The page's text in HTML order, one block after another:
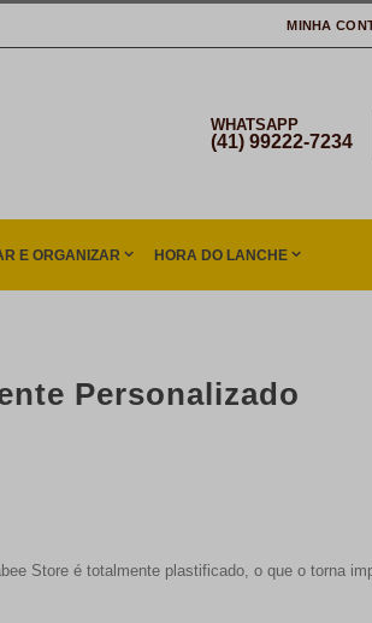
MINHA
WHATSAPP
(41) 99222-7234
E ORGANIZAR HORA DO LANCHE
Personalizado
Store é totalmente plastificado, o que o torna